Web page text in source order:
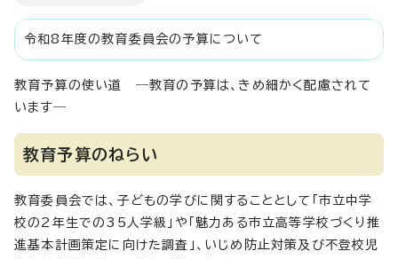
令和8年度の教育委員会の予算について
教育予算の使い道 ―教育の予算は、きめ細かく配慮されて
います―
教育予算のねらい
教育委員会では、子どもの学びに関することとして「市立中学
校の2年生での35人学級」や「魅力ある市立高等学校づくり推
進基本計画策定に向けた調査」、いじめ防止対策及び不登校児